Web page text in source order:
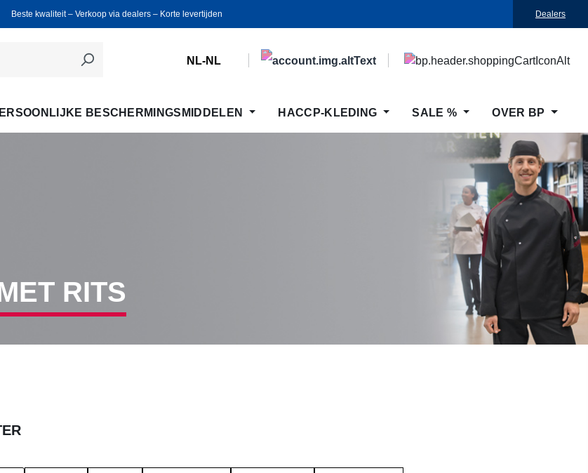
Beste kwaliteit ‒ Verkoop via dealers ‒ Korte levertijden Dealers
NL-NL
BESCHERMINGSMIDDELEN HACCP-KLEDING SALE % OVER BP
RITS